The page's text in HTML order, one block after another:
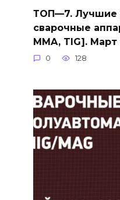
ТОП—7. Лучшие
сварочные
MMA, TIG].
0 128